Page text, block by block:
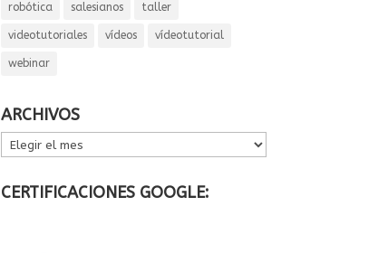
robótica salesianos taller
videotutoriales vídeos vídeotutorial
webinar
ARCHIVOS
ARCHIVOS
CERTIFICACIONES GOOGLE: